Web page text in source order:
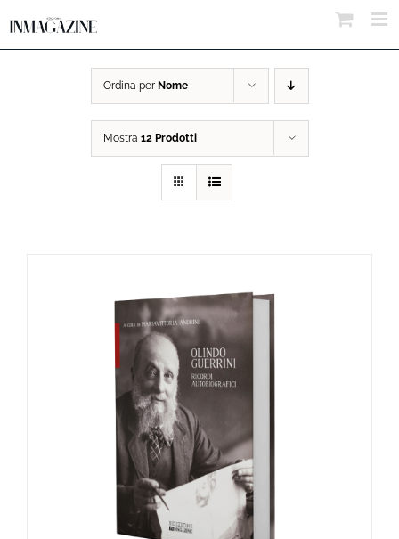
Ordina per Nome
Mostra 12 Prodotti
AGGIUNGI AL CARRELLO